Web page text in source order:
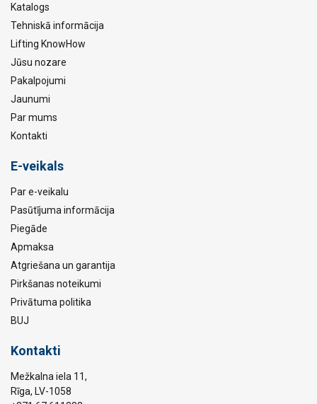
Katalogs
Tehniskā informācija
Lifting KnowHow
Jūsu nozare
Pakalpojumi
Jaunumi
Par mums
Kontakti
E-veikals
Par e-veikalu
Pasūtījuma informācija
Piegāde
Apmaksa
Atgriešana un garantija
Pirkšanas noteikumi
Privātuma politika
BUJ
Kontakti
Mežkalna iela 11,
Rīga, LV-1058